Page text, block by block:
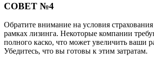
СОВЕТ №4
Обратите внимание на условия
рамках лизинга. Некоторые компании
полного каско, что может увеличить ваши
Убедитесь, что вы готовы к этим затратам.